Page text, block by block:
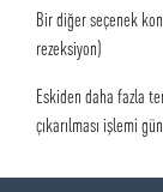
Bir diğer seçenek
rezeksiyon)
Eskiden daha fazla
çıkarılması işlemi